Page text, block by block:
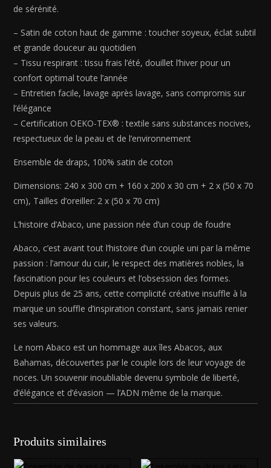
11
240
160
x
200
30
cm
+
x
x
70
cm)
de sérénité.
– Satin de coton haut de gamme : toucher soyeux, éclat subtil
et grande douceur au quotidien
– Tissu respirant : tissu frais l’été, douillet l’hiver pour un
confort optimal toute l’année
– Entretien facile, lavage après lavage, sans compromis sur
l’élégance
– Certification OEKO-TEX® : textile sans substances nocives,
respectueux de la peau et de l’environnement
Ensemble de draps, 100% satin de coton
Dimensions: 240 x 300 cm + 160 x 200 x 30 cm + 2 x (50 x 70
cm), Tailles d’oreiller: 2 x (50 x 70 cm)
L’histoire d’Abaco, une passion née d’un coup de foudre
Abaco, c’est avant tout l’histoire d’un couple uni par la même
passion : l’amour du cuir, le respect des matières nobles, la
fascination pour les couleurs et l’obsession des formes.
Depuis plus de 25 ans, cette complicité créative insuffle à la
marque un souffle d’inspiration constant, sans jamais renier
ses valeurs.
Le nom Abaco est un hommage aux îles Abacos, aux
Bahamas, découvertes par le couple lors de leur voyage de
noces. Un souvenir inoubliable devenu symbole de liberté,
d’élégance et d’évasion — l’ADN même de la marque.
Produits similaires